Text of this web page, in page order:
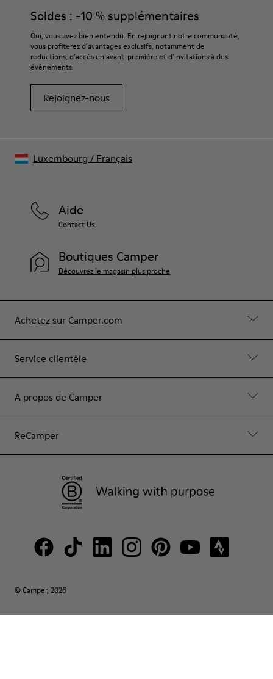
Soldes : -10 % supplémentaires
Oui, vous avez bien entendu. En rejoignant notre communauté,
vous profiterez d’avantages exclusifs, notamment de
réductions, d’accès en avant-première et d’invitations à des
événements.
Rejoignez-nous
Achetez sur Camper.com
Service clientèle
A propos de Camper
ReCamper
Aide
Contact Us
Boutiques Camper
Découvrez le magasin plus proche
© Camper, 2026
Luxembourg / Français